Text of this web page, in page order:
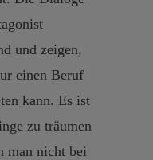
und zeigen,
einen Beruf
kann. Es ist
zu träumen
man nicht bei